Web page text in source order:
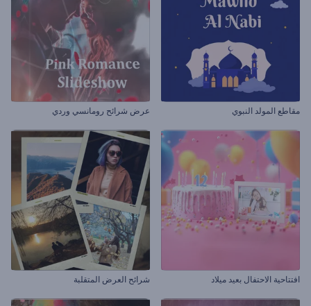
مقاطع المولد النبوي عرض شرائح رومانسي وردي
افتتاحية الاحتفال بعيد ميلاد شرائح العرض المتقلبة